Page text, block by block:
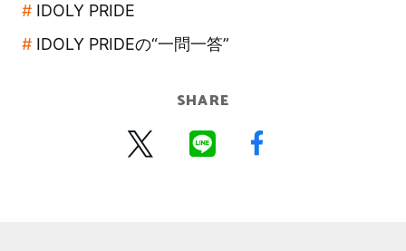
IDOLY PRIDE
IDOLY PRIDEの“一問一答”
SHARE